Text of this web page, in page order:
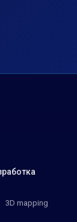
3D mapping